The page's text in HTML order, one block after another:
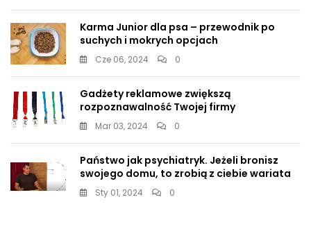
Karma Junior dla psa – przewodnik po
suchych i mokrych opcjach
Cze 06, 2024 0
Gadżety reklamowe zwiększą
rozpoznawalność Twojej firmy
Mar 03, 2024 0
Państwo jak psychiatryk. Jeżeli bronisz
swojego domu, to zrobią z ciebie wariata
Sty 01, 2024 0